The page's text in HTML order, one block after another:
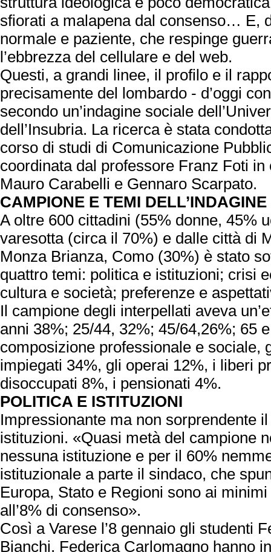
sfiorati a malapena dal consenso… E,
normale e paziente, che respinge
l’ebbrezza del cellulare e del web.
Questi, a grandi linee, il profilo e il
precisamente del lombardo - d’oggi
secondo un’indagine sociale
dell’Insubria. La ricerca è stata
corso di studi di Comunicazione
coordinata dal professore Franz Foti
Mauro Carabelli e Gennaro Scarpato.
CAMPIONE E TEMI DELL’INDAGINE
A oltre 600 cittadini (55% donne, 45%
varesotta (circa il 70%) e dalle città di
Monza Brianza, Como (30%) è stato
quattro temi: politica e istituzioni; crisi
cultura e società; preferenze e
Il campione degli interpellati aveva
anni 38%; 25/44, 32%; 45/64,26%; 65
composizione professionale e sociale,
impiegati 34%, gli operai 12%, i liberi
disoccupati 8%, i pensionati 4%.
POLITICA E ISTITUZIONI
Impressionante ma non sorprendente
istituzioni. «Quasi metà del campione
nessuna istituzione e per il 60%
istituzionale a parte il sindaco, che
Europa, Stato e Regioni sono ai
all’8% di consenso».
Così a Varese l’8 gennaio gli studenti
Bianchi, Federica Carlomagno hanno